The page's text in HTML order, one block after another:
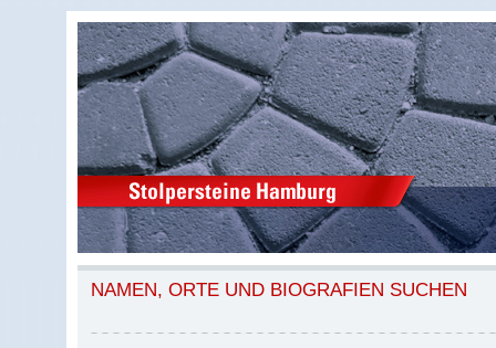
NAMEN, ORTE UND BIOGRAFIEN SUCHEN